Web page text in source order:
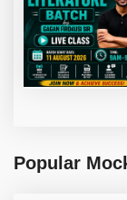
Popular